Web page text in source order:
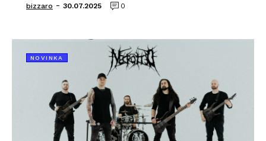
bizzaro - 30.07.2025 0
NOVINKA